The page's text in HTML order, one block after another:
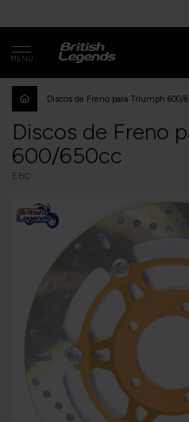
MENÚ
Discos de Freno para Triumph 600/
Discos de Freno
600/650cc
EBC